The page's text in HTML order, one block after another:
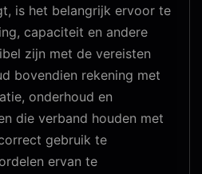
is het belangrijk ervoor te
capaciteit en andere
zijn met de vereisten
bovendien rekening met
onderhoud en
die verband houden met
gebruik te
ervan te